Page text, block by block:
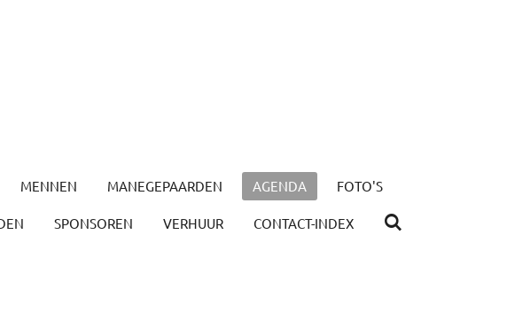
MENNEN MANEGEPAARDEN AGENDA FOTO'S
SPONSOREN VERHUUR CONTACT-INDEX